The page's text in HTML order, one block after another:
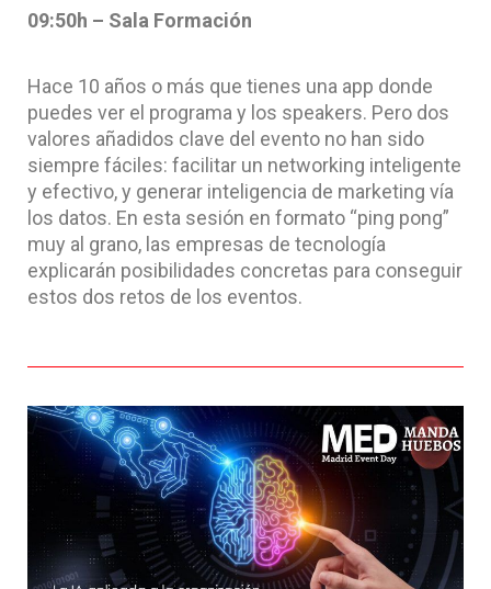
09:50h – Sala Formación
Hace 10 años o más que tienes una app donde
puedes ver el programa y los speakers. Pero dos
valores añadidos clave del evento no han sido
siempre fáciles: facilitar un networking inteligente
y efectivo, y generar inteligencia de marketing vía
los datos. En esta sesión en formato “ping pong”
muy al grano, las empresas de tecnología
explicarán posibilidades concretas para conseguir
estos dos retos de los eventos.